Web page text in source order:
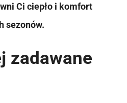
Ci ciepło i komfort
sezonów.
zadawane